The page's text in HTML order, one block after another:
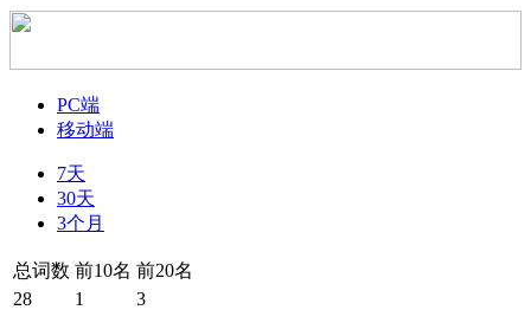
PC端
移动端
7天
30天
3个月
总词数 前10名 前20名
28
1
3